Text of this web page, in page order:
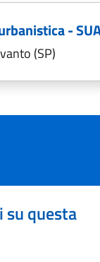
-
(SP)
su questa